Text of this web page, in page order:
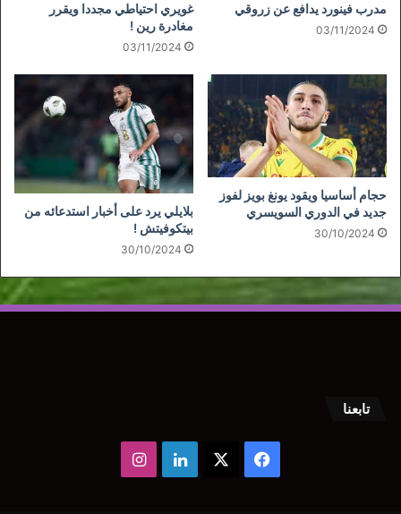
مدرب فينورد يدافع عن زروقي
03/11/2024
غويري احتياطي مجددا ويقرر
مغادرة رين !
03/11/2024
حجام أساسيا ويقود يونغ بويز لفوز
جديد في الدوري السويسري
30/10/2024
بلايلي يرد على أخبار استدعائه من
بيتكوفيتش !
30/10/2024
تابعنا
فيسبوك لينكدإنانستقرام